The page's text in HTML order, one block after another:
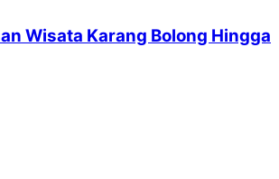
Wisata Karang Bolong Hingga